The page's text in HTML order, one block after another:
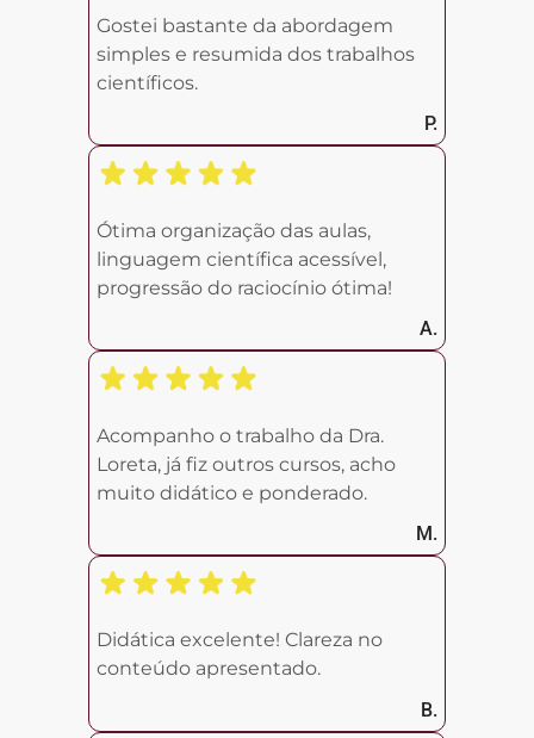
Gostei bastante da abordagem
simples e resumida dos trabalhos
científicos.
P.
Ótima organização das aulas,
linguagem científica acessível,
progressão do raciocínio ótima!
A.
Acompanho o trabalho da Dra.
Loreta, já fiz outros cursos, acho
muito didático e ponderado.
M.
Didática excelente! Clareza no
conteúdo apresentado.
B.